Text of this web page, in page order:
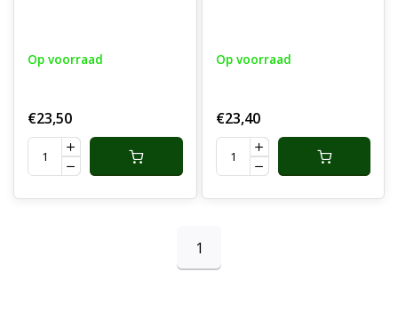
Maairobot,
Op voorraad
€23,50
Maairobot,
Op voorraad
€23,40
1